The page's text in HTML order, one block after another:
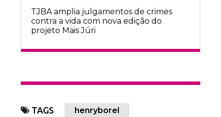
TJBA amplia julgamentos de crimes
contra a vida com nova edição do
projeto Mais Júri
TAGS henryborel